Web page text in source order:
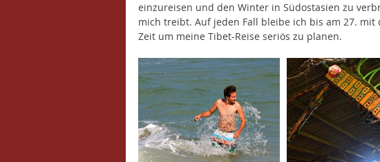
einzureisen und den Winter in Südostasien zu
mich treibt. Auf jeden Fall bleibe ich bis am 27.
Zeit um meine Tibet-Reise seriös zu planen.